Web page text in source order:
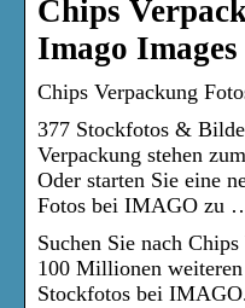
Chips
Imago Images
Chips Verpackung
377 Stockfotos &
Verpackung stehen
Oder starten Sie eine
Fotos bei IMAGO zu
Suchen Sie nach
100 Millionen
Stockfotos bei